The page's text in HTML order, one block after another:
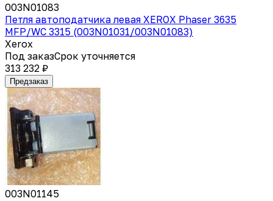
003N01083
Петля автоподатчика левая XEROX Phaser 3635
MFP/WC 3315 (003N01031/003N01083)
Xerox
Под заказСрок уточняется
313 232 ₽
Предзаказ
003N01145